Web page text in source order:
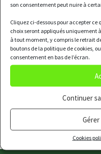
son consentement peut nuire à
Cliquez ci-dessous pour accepter ce
choix seront appliqués uniquement
à tout moment, y compris le retrait
boutons de la politique de cookies,
consentement en bas de l’écran.
Continuer
Cookies
I want
workshop
actor
Let’s